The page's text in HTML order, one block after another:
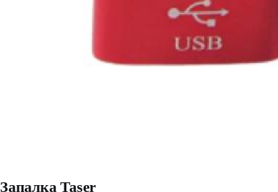
Запалка Taser